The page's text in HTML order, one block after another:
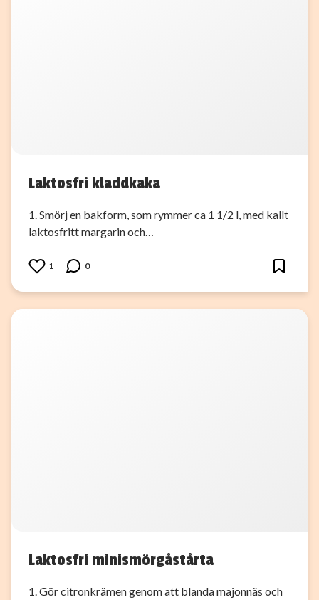
Laktosfri kladdkaka
1. Smörj en bakform, som rymmer ca 1 1/2 l, med kallt
laktosfritt margarin och…
1 0
Laktosfri minismörgåstårta
1. Gör citronkrämen genom att blanda majonnäs och